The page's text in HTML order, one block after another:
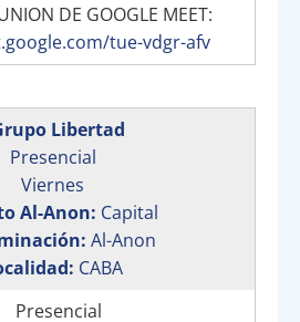
DE GOOGLE MEET:
tue-vdgr-afv
Libertad
Presencial
Viernes
Al-Anon: Capital
Al-Anon
CABA
Presencial